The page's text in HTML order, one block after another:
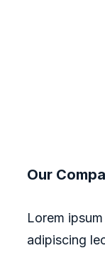
Our
Lorem
adipiscing